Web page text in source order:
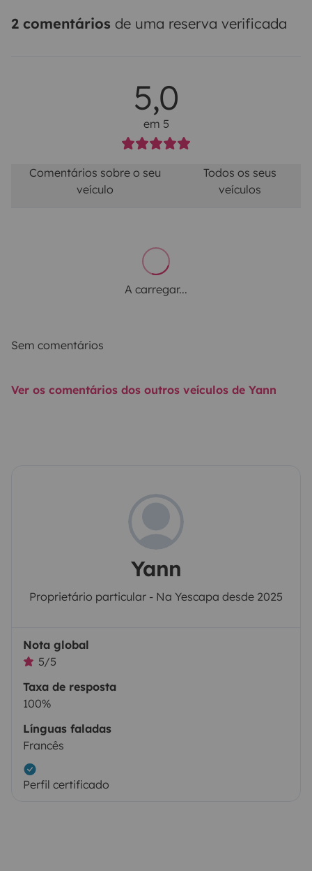
2 comentários de uma reserva verificada
5,0
em 5
Comentários sobre o seu
veículo
Todos os seus
veículos
A carregar...
Sem comentários
Ver os comentários dos outros veículos de Yann
Yann
Proprietário particular - Na Yescapa desde 2025
Nota global
5/5
Taxa de resposta
100%
Línguas faladas
Francês
Perfil certificado